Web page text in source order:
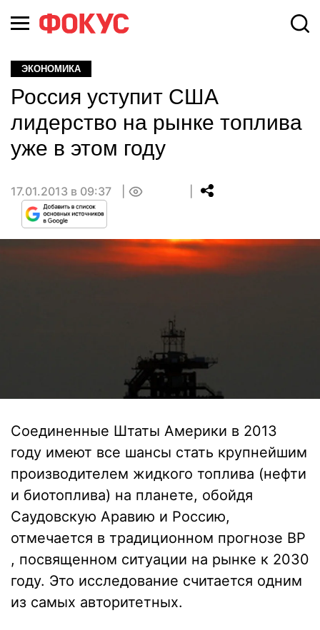
ЭКОНОМИКА
Россия уступит США
лидерство на рынке топлива
уже в этом году
17.01.2013 в 09:37
Соединенные Штаты Америки в 2013
году имеют все шансы стать крупнейшим
производителем жидкого топлива (нефти
и биотоплива) на планете, обойдя
Саудовскую Аравию и Россию,
отмечается в традиционном прогнозе BP
, посвященном ситуации на рынке к 2030
году. Это исследование считается одним
из самых авторитетных.